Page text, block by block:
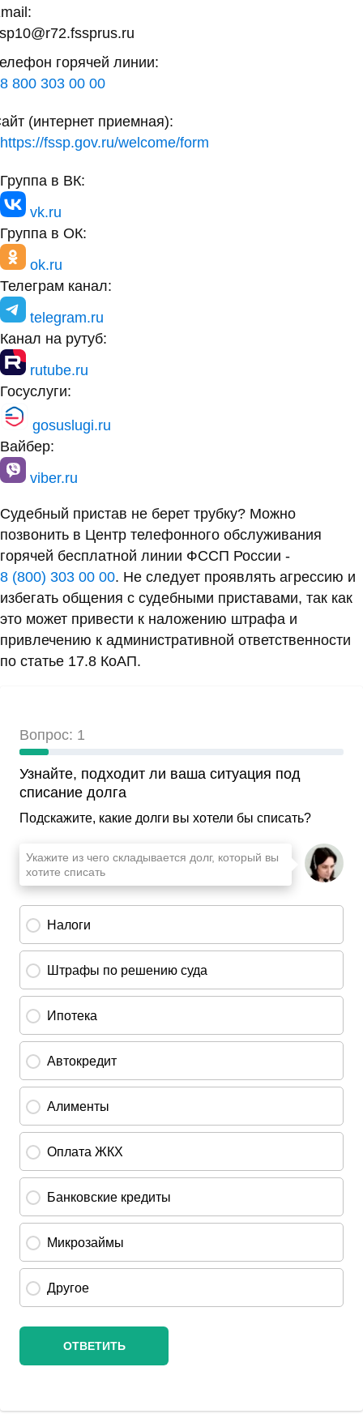
горячей линии:
8 800 303 00 00
(интернет приемная):
https://fssp.gov.ru/welcome/form
Группа в ВК:
vk.ru
Группа в ОК:
ok.ru
Телеграм канал:
telegram.ru
Канал на рутуб:
rutube.ru
Госуслуги:
gosuslugi.ru
Вайбер:
viber.ru
Судебный пристав не берет трубку? Можно
позвонить в Центр телефонного обслуживания
горячей бесплатной линии ФССП России -
8 (800) 303 00 00. Не следует проявлять агрессию и
избегать общения с судебными приставами, так как
это может привести к наложению штрафа и
привлечению к административной ответственности
по статье 17.8 КоАП.